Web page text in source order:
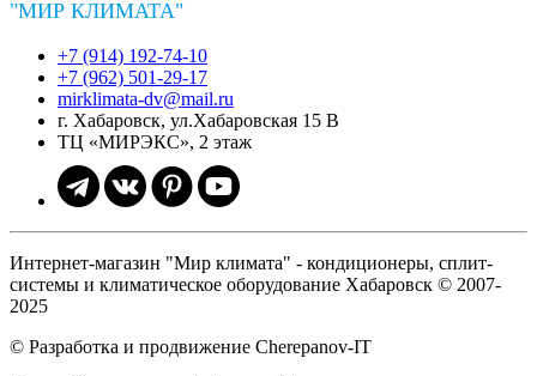
"МИР КЛИМАТА"
+7 (914) 192-74-10
+7 (962) 501-29-17
mirklimata-dv@mail.ru
г. Хабаровск, ул.Хабаровская 15 В
ТЦ «МИРЭКС», 2 этаж
Интернет-магазин "Мир климата" - кондиционеры, сплит-
системы и климатическое оборудование Хабаровск © 2007-
2025
© Разработка и продвижение Cherepanov-IT